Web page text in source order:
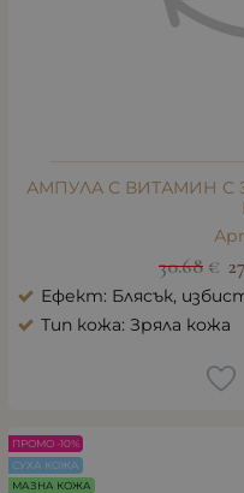
АМПУЛА С ВИТАМИН С
30.68 €
Ефект: Блясък,
Тип кожа: Зряла кожа
ПРОМО -10%
СУХА КОЖА
МАЗНА КОЖА